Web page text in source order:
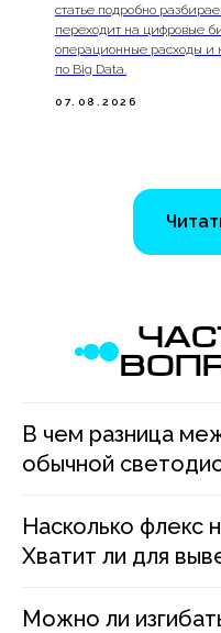
статье подробно
переходит на цифровые
операционные расходы и
по Big Data.
07.08.2026
В чем разница
обычной
Насколько флекс
Хватит ли для
Можно ли